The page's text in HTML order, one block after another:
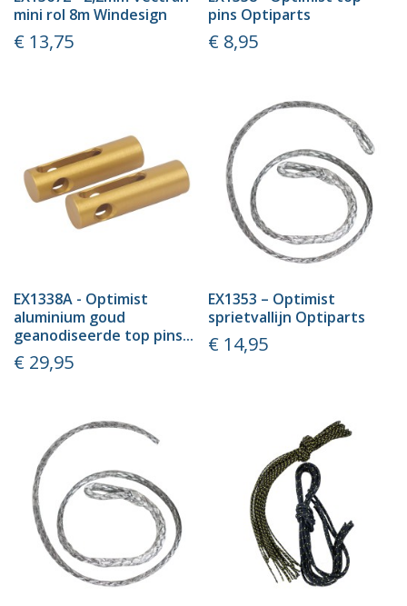
mini rol 8m Windesign
Prijs
€ 13,75
pins Optiparts
Prijs
€ 8,95
EX1338A - Optimist
aluminium goud
geanodiseerde top pins...
Prijs
€ 29,95
EX1353 – Optimist
sprietvallijn Optiparts
Prijs
€ 14,95